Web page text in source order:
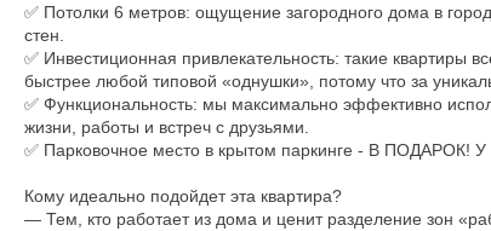
✅ Потолки 6 метров: ощущение загородного дома в
стен.
✅ Инвестиционная привлекательность: такие квартиры
быстрее любой типовой «однушки», потому что за
✅ Функциональность: мы максимально эффективно
жизни, работы и встреч с друзьями.
✅ Парковочное место в крытом паркинге - В ПОДАРОК!
Кому идеально подойдет эта квартира?
— Тем, кто работает из дома и ценит разделение зон